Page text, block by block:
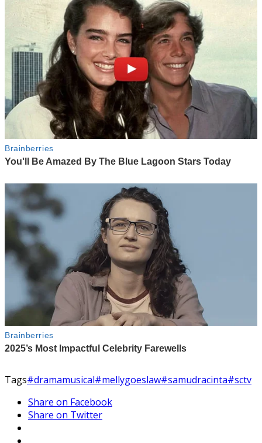
Tags#dramamusical#mellygoeslaw#samudracinta#sctv
Share on Facebook
Share on Twitter